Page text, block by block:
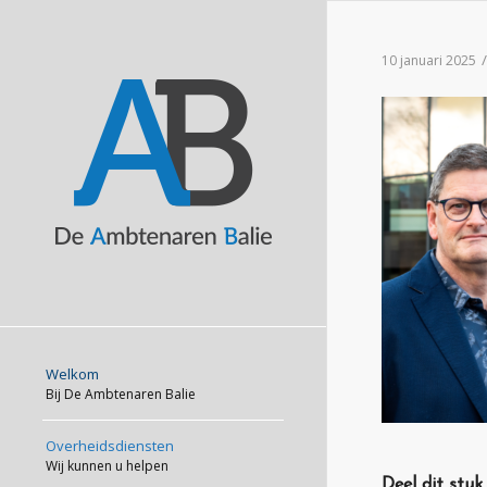
Welkom
Bij De Ambtenaren Balie
Overheidsdiensten
Wij kunnen u helpen
10 januari 2025 /